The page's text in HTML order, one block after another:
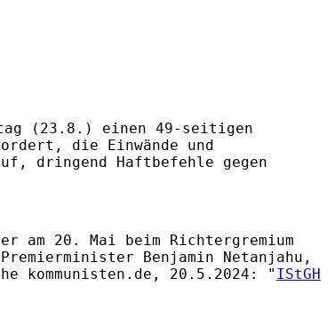
(23.8.) einen 49-seitigen
die Einwände und
dringend Haftbefehle gegen
am 20. Mai beim Richtergremium
Benjamin Netanjahu,
kommunisten.de, 20.5.2024: " IStGH